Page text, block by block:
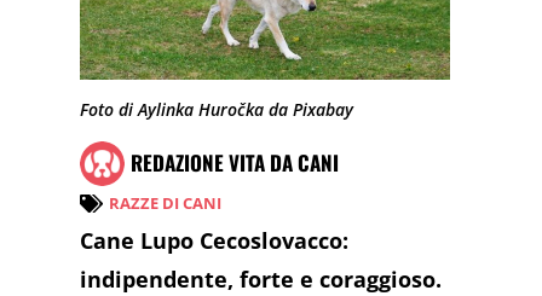
Foto di Aylinka Huročka da Pixabay
REDAZIONE VITA DA CANI
RAZZE DI CANI
Cane Lupo Cecoslovacco:
indipendente, forte e coraggioso.